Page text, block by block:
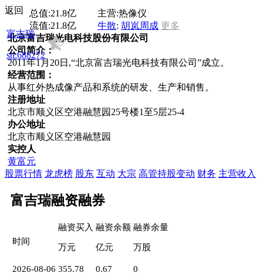
返回
富吉瑞
sh:688272
总值:21.8亿 主营:热像仪
流值:21.8亿 牛散: 胡岚周成 更多
北京富吉瑞光电科技股份有限公司
公司简介：
2011年1月20日,“北京富吉瑞光电科技有限公司”成立。
经营范围：
从事红外热成像产品和系统的研发、生产和销售。
注册地址
北京市顺义区空港融慧园25号楼1至5层25-4
办公地址
北京市顺义区空港融慧园
实控人
黄富元
股票行情 龙虎榜 股东 互动 大宗 高管持股变动 财务 主营收入
富吉瑞融资融券
时间
融资买入
万元
融资余额
亿元
融券余量
万股
2026-08-06 355.78 0.67
0